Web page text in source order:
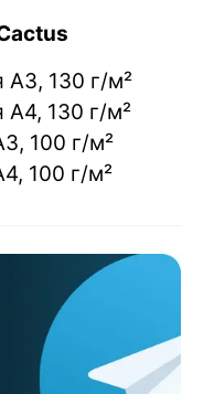
А3, 130 г/м²
А4, 130 г/м²
100 г/м²
100 г/м²